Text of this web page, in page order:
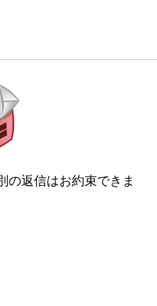
の返信はお約束できま